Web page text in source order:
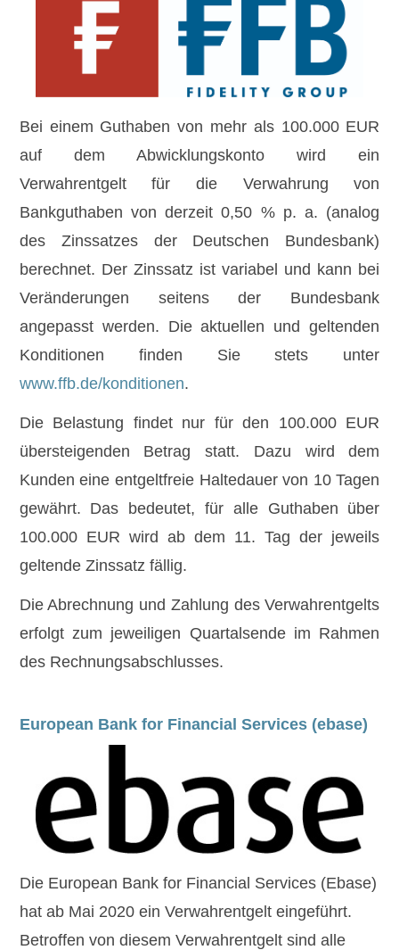
Bei einem Guthaben von mehr als 100.000 EUR
auf dem Abwicklungskonto wird ein
Verwahrentgelt für die Verwahrung von
Bankguthaben von derzeit0,50 % p. a. (analog
des Zinssatzes der Deutschen Bundesbank)
berechnet. Der Zinssatz ist variabel und kann bei
Veränderungen seitens der Bundesbank
angepasst werden. Die aktuellen und geltenden
Konditionen finden Sie stets unter
www.ffb.de/konditionen.
Die Belastung findet nur für den 100.000 EUR
übersteigenden Betrag statt. Dazu wird dem
Kunden eine entgeltfreie Haltedauer von 10 Tagen
gewährt. Das bedeutet, für alle Guthaben über
100.000 EUR wird ab dem 11. Tag der jeweils
geltende Zinssatz fällig.
Die Abrechnung und Zahlung des Verwahrentgelts
erfolgt zum jeweiligen Quartalsende im Rahmen
des Rechnungsabschlusses.
European Bank for Financial Services (ebase)
Die European Bank for Financial Services (Ebase)
hat ab Mai 2020 ein Verwahrentgelt eingeführt.
Betroffen von diesem Verwahrentgelt sind alle